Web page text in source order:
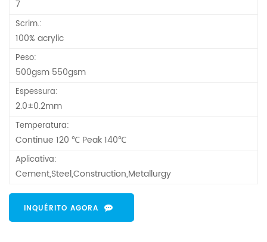
7
Scrim.:
100% acrylic
Peso:
500gsm 550gsm
Espessura:
2.0±0.2mm
Temperatura:
Continue 120 ℃ Peak 140℃
Aplicativa:
Cement,Steel,Construction,Metallurgy
INQUÉRITO AGORA